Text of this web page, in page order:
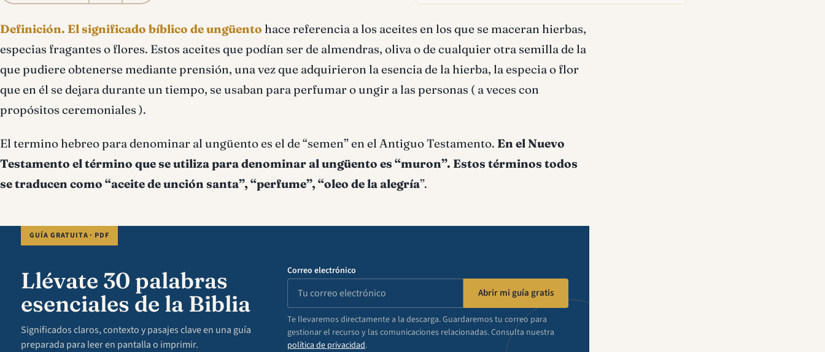
bíblico
Definición. El significado bíblico de ungüento hace referencia a los aceites en los que se maceran hierbas,
especias fragantes o flores. Estos aceites que podían ser de almendras, oliva o de cualquier otra semilla de la
que pudiere obtenerse mediante prensión, una vez que adquirieron la esencia de la hierba, la especia o flor
que en él se dejara durante un tiempo, se usaban para perfumar o ungir a las personas ( a veces con
propósitos ceremoniales ).
El termino hebreo para denominar al ungüento es el de “semen” en el Antiguo Testamento. En el Nuevo
Testamento el término que se utiliza para denominar al ungüento es “muron”. Estos términos todos
se traducen como “aceite de unción santa”, “perfume”, “oleo de la alegría”.
GUÍA GRATUITA · PDF
Llévate 30 palabras
esenciales de la Biblia
Significados claros, contexto y pasajes clave en una guía
preparada para leer en pantalla o imprimir.
Correo electrónico
Abrir mi guía gratis
Te llevaremos directamente a la descarga. Guardaremos tu correo para
gestionar el recurso y las comunicaciones relacionadas. Consulta nuestra
política de privacidad.